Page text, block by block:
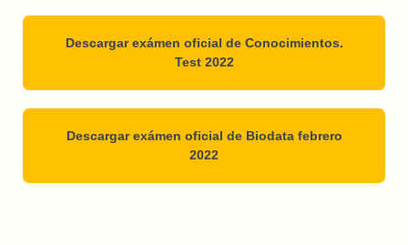
Descargar exámen oficial de Conocimientos.
Test 2022
Descargar exámen oficial de Biodata febrero
2022